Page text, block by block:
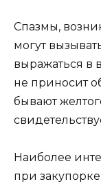
Спазмы,
могут
выражаться в
не приносит
бывают
Наиболее
при